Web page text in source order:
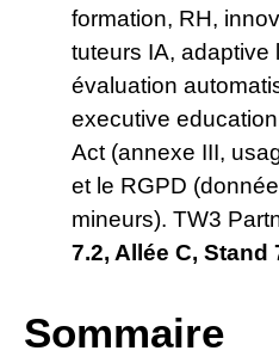
formation, RH,
tuteurs IA, adaptive
évaluation
executive
Act (annexe III,
et le RGPD
mineurs). TW3
7.2, Allée C, Stand
Sommaire